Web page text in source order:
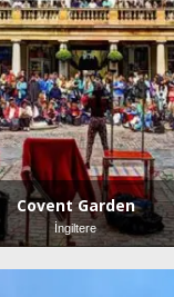
Covent Garden
İngiltere